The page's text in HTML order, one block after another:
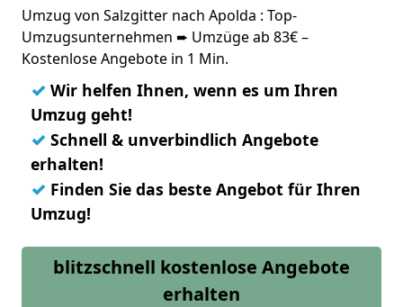
Umzug von Salzgitter nach Apolda : Top-
Umzugsunternehmen ➨ Umzüge ab 83€ –
Kostenlose Angebote in 1 Min.
✓ Wir helfen Ihnen, wenn es um Ihren
Umzug geht!
✓ Schnell & unverbindlich Angebote
erhalten!
✓ Finden Sie das beste Angebot für Ihren
Umzug!
blitzschnell kostenlose Angebote
erhalten